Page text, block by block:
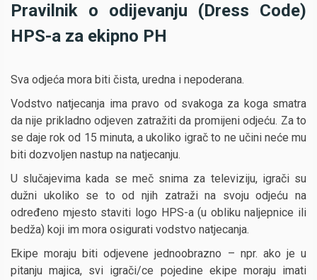
Pravilnik o odijevanju (Dress Code)
HPS-a za ekipno PH
Sva odjeća mora biti čista, uredna i nepoderana.
Vodstvo natjecanja ima pravo od svakoga za koga smatra
da nije prikladno odjeven zatražiti da promijeni odjeću. Za to
se daje rok od 15 minuta, a ukoliko igrač to ne učini neće mu
biti dozvoljen nastup na natjecanju.
U slučajevima kada se meč snima za televiziju, igrači su
dužni ukoliko se to od njih zatraži na svoju odjeću na
određeno mjesto staviti logo HPS-a (u obliku naljepnice ili
bedža) koji im mora osigurati vodstvo natjecanja.
Ekipe moraju biti odjevene jednoobrazno – npr. ako je u
pitanju majica, svi igrači/ce pojedine ekipe moraju imati